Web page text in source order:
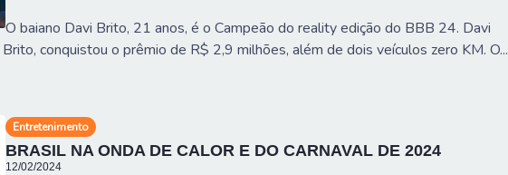
O baiano Davi Brito, 21 anos, é o Campeão do reality edição do BBB 24. Davi
Brito, conquistou o prêmio de R$ 2,9 milhões, além de dois veículos zero KM. O...
Entretenimento
BRASIL NA ONDA DE CALOR E DO CARNAVAL DE 2024
12/02/2024